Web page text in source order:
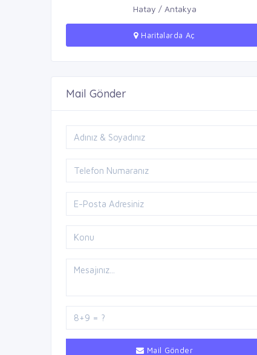
Hatay / Antakya
Haritalarda Aç
Mail Gönder
Mail Gönder